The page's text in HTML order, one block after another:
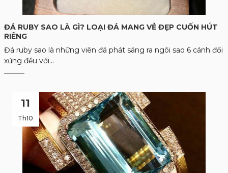
ĐÁ RUBY SAO LÀ GÌ? LOẠI ĐÁ MANG VẺ ĐẸP CUỐN HÚT
RIÊNG
Đá ruby sao là những viên đá phát sáng ra ngôi sao 6 cánh đối
xứng đều với...
11
Th10